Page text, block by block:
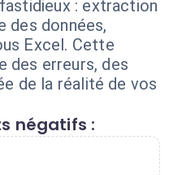
: extraction
des données,
Excel. Cette
des erreurs, des
de la réalité de vos
négatifs :